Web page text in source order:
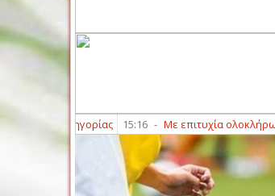
κατηγορίας 15:16 - Με επιτυχία ολοκλήρωσαν τα